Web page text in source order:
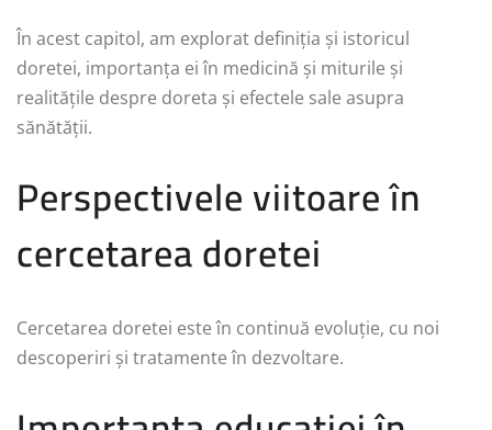
În acest capitol, am explorat definiția și istoricul
doretei, importanța ei în medicină și miturile și
realitățile despre doreta și efectele sale asupra
sănătății.
Perspectivele viitoare în
cercetarea doretei
Cercetarea doretei este în continuă evoluție, cu noi
descoperiri și tratamente în dezvoltare.